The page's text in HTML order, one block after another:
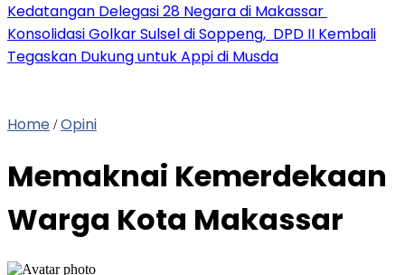
Kedatangan Delegasi 28 Negara di Makassar
Konsolidasi Golkar Sulsel di Soppeng, DPD II Kembali
Tegaskan Dukung untuk Appi di Musda
Home /Opini
Memaknai Kemerdekaan
Warga Kota Makassar